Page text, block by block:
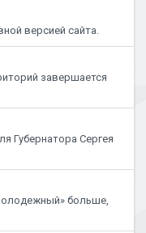
версией сайта.
завершается
Губернатора Сергея
больше,